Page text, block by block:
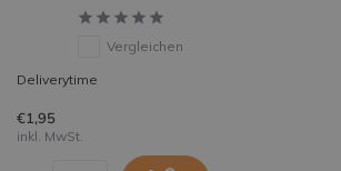
Vergleichen
Deliverytime
€1,95
inkl. MwSt.